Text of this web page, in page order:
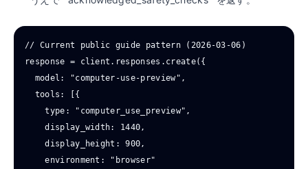
// Current public guide pattern (2026-03-06)
response = client.responses.create({
  model: "computer-use-preview",
  tools: [{
    type: "computer_use_preview",
    display_width: 1440,
    display_height: 900,
    environment: "browser"